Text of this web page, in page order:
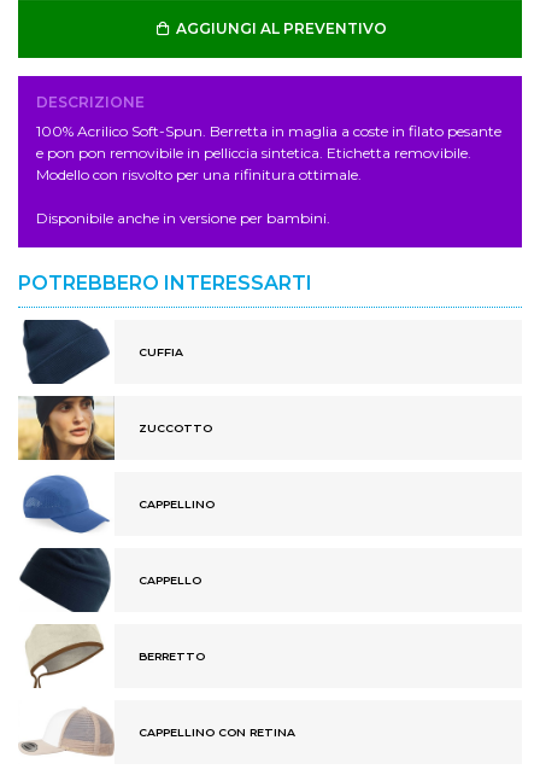
AGGIUNGI AL PREVENTIVO
DESCRIZIONE
100% Acrilico Soft-Spun. Berretta in maglia a coste in filato pesante
e pon pon removibile in pelliccia sintetica. Etichetta removibile.
Modello con risvolto per una rifinitura ottimale.
Disponibile anche in versione per bambini.
POTREBBERO INTERESSARTI
CUFFIA
ZUCCOTTO
CAPPELLINO
CAPPELLO
BERRETTO
CAPPELLINO CON RETINA